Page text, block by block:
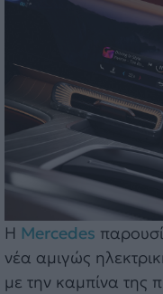
Η Mercedes
νέα αμιγώς
με την καμπίνα της